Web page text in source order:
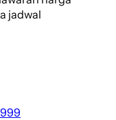
jadwal